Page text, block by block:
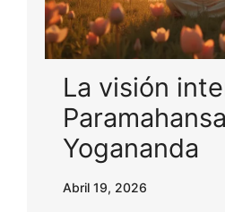
La visión
Paramahansa
Yogananda
Abril 19, 2026